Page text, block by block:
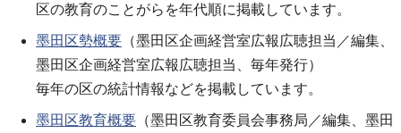
区の教育のことがらを年代順に掲載しています。
墨田区勢概要 （墨田区企画経営室広報広聴担当／編集、
墨田区企画経営室広報広聴担当、毎年発行）
毎年の区の統計情報などを掲載しています。
墨田区教育概要 （墨田区教育委員会事務局／編集、墨田